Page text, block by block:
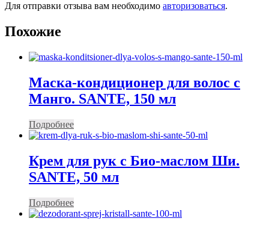
Для отправки отзыва вам необходимо авторизоваться.
Похожие
Маска-кондиционер для волос с
Манго. SANTE, 150 мл
Подробнее
Крем для рук с Био-маслом Ши.
SANTE, 50 мл
Подробнее